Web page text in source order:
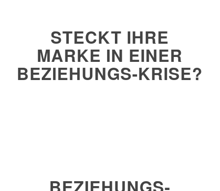
STECKT IHRE
MARKE IN EINER
BEZIEHUNGS-KRISE?